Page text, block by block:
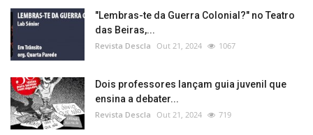
"Lembras-te da Guerra Colonial?" no Teatro
das Beiras,...
Revista Descla Out 21, 2024 1067
Dois professores lançam guia juvenil que
ensina a debater...
Revista Descla Out 21, 2024 719